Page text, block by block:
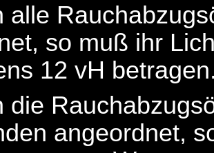
alle
so muß ihr
12 vH
die
angeordnet,